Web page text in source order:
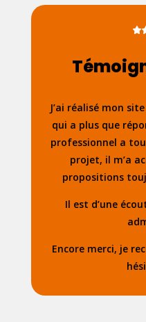
J’ai réalisé mon
qui a plus que
professionnel a
projet, il m’a
propositions
Il est d’une
Encore merci, je